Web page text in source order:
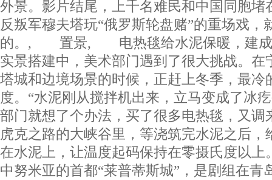
外景。影片结尾，上千名难民和中国同胞堵
反叛军穆夫塔玩“俄罗斯轮盘赌”的重场戏，
的。, 置景, 电热毯给水泥保暖，建
实景搭建中，美术部门遇到了很大挑战。在
塔城和边境场景的时候，正赶上冬季，最冷
度。“水泥刚从搅拌机出来，立马变成了冰
部门就想了个办法，买了很多电热毯，又调
虎克之路的大峡谷里，等浇筑完水泥之后，
在水泥上，让温度起码保持在零摄氏度
中努米亚的首都“莱普蒂斯城”，是剧组在青